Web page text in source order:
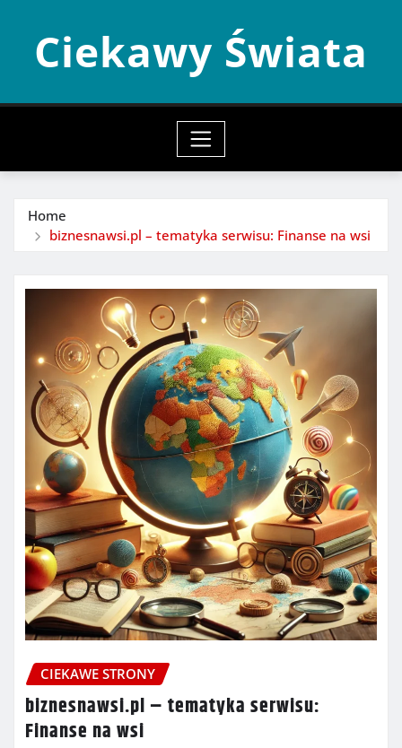
contentCiekawy Świata
Home
biznesnawsi.pl – tematyka serwisu: Finanse na wsi
CIEKAWE STRONY
biznesnawsi.pl – tematyka serwisu:
Finanse na wsi